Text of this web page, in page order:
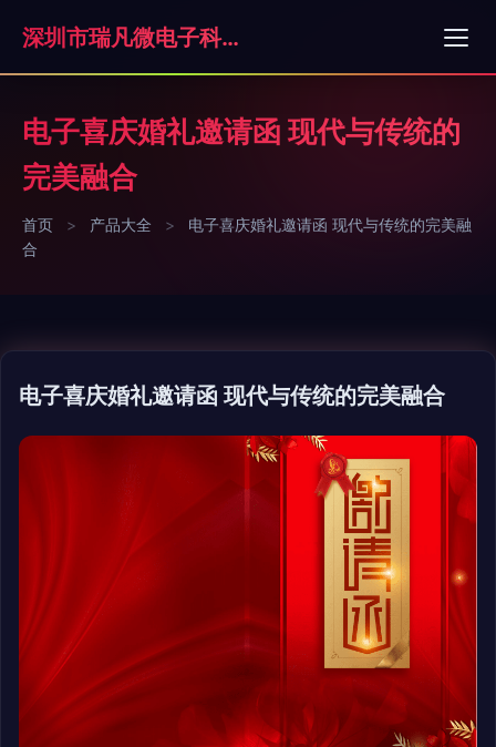
深圳市瑞凡微电子科技有限公司
电子喜庆婚礼邀请函 现代与传统的
完美融合
首页 > 产品大全 >
电子喜庆婚礼邀请函 现代与传统的完美融
合
电子喜庆婚礼邀请函 现代与传统的完美融合